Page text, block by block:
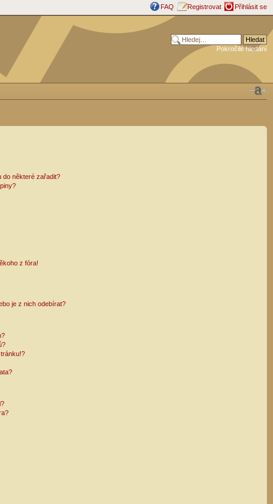
FAQ Registrovat Přihlásit se
Pokročilé hledání
do některé zařadit?
z fóra!
je z nich odebírat?